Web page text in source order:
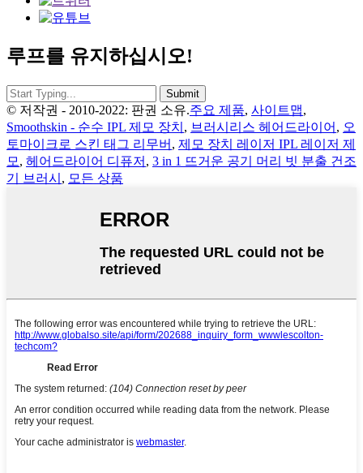
루프를 유지하십시오!
© 저작권 - 2010-2022: 판권 소유.주요 제품, 사이트맵,
Smoothskin - 순수 IPL 제모 장치 , 브러시리스 헤어드라이어 , 오
토마이크로 스킨 태그 리무버 , 제모 장치 레이저 IPL 레이저 제
모 , 헤어드라이어 디퓨저 , 3 in 1 뜨거운 공기 머리 빗 분출 건조
기 브러시 , 모든 상품